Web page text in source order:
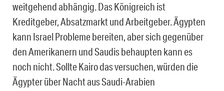
weitgehend abhängig. Das Königreich ist
Kreditgeber, Absatzmarkt und Arbeitgeber. Ägypten
kann Israel Probleme bereiten, aber sich gegenüber
den Amerikanern und Saudis behaupten kann es
noch nicht. Sollte Kairo das versuchen, würden die
Ägypter über Nacht aus Saudi-Arabien